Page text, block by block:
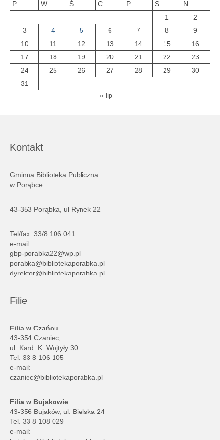
P
W Ś C P S
N
1
2
3
4 5 6 7 8
9
10
11 12 13 14 15
16
17
18 19 20 21 22
23
24
25 26 27 28 29
30
31
« lip
Kontakt
Gminna Biblioteka Publiczna
w Porąbce
43-353 Porąbka, ul Rynek 22
Tel/fax: 33/8 106 041
e-mail:
gbp-porabka22@wp.pl
porabka@bibliotekaporabka.pl
dyrektor@bibliotekaporabka.pl
Filie
Filia w Czańcu
43-354 Czaniec,
ul. Kard. K. Wojtyły 30
Tel. 33 8 106 105
e-mail:
czaniec@bibliotekaporabka.pl
Filia w Bujakowie
43-356 Bujaków, ul. Bielska 24
Tel. 33 8 108 029
e-mail: